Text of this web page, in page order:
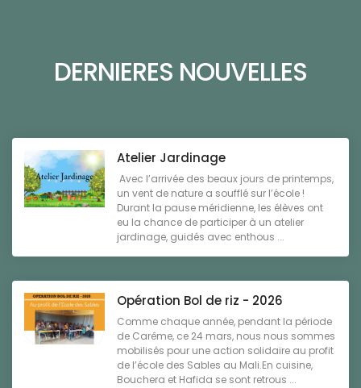
DERNIERES NOUVELLES
Atelier Jardinage
Avec l’arrivée des beaux jours de printemps,
un vent de nature a soufflé sur l’école !
Durant la pause méridienne, les élèves ont
eu la chance de participer à un atelier
jardinage, guidés avec enthous ...
Opération Bol de riz - 2026
Comme chaque année, pendant la période
de Carême, ce 24 mars, nous nous sommes
mobilisés pour une action solidaire au profit
de l’école des Sables au Mali.En cuisine,
Bouchera et Hafida se sont retrous ...